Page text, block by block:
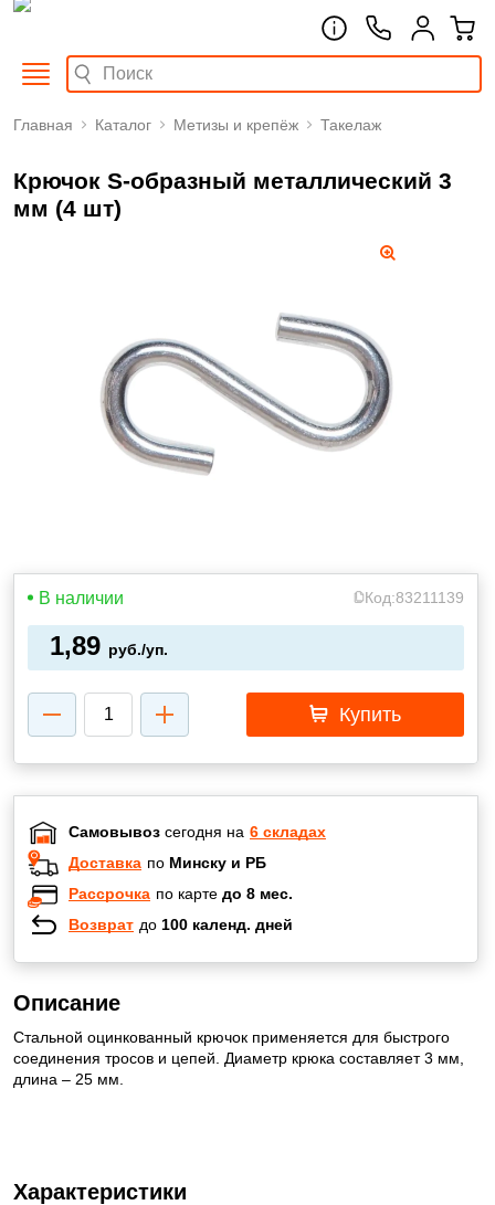
Главная Каталог Метизы и крепёж Такелаж
Крючок S-образный металлический 3
мм (4 шт)
В наличии Код:83211139
1,89 руб./уп.
Купить
Самовывоз сегодня на 6 складах
Доставка по Минску и РБ
Рассрочка по карте до 8 мес.
Возврат до 100 календ. дней
Описание
Стальной оцинкованный крючок применяется для быстрого
соединения тросов и цепей. Диаметр крюка составляет 3 мм,
длина – 25 мм.
Характеристики